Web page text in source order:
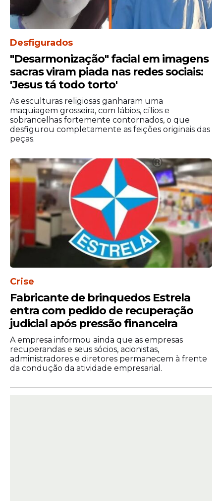
Desfigurados
"Desarmonização" facial em imagens
sacras viram piada nas redes sociais:
'Jesus tá todo torto'
As esculturas religiosas ganharam uma
maquiagem grosseira, com lábios, cílios e
sobrancelhas fortemente contornados, o que
desfigurou completamente as feições originais das
peças.
Crise
Fabricante de brinquedos Estrela
entra com pedido de recuperação
judicial após pressão financeira
A empresa informou ainda que as empresas
recuperandas e seus sócios, acionistas,
administradores e diretores permanecem à frente
da condução da atividade empresarial.